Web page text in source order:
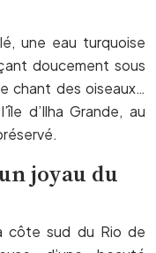
une eau turquoise
doucement sous
chant des oiseaux…
d’Ilha Grande, au
joyau du
côte sud du Rio de